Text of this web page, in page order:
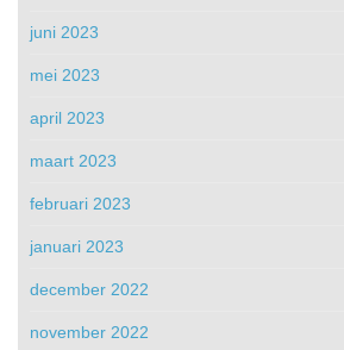
juni 2023
mei 2023
april 2023
maart 2023
februari 2023
januari 2023
december 2022
november 2022